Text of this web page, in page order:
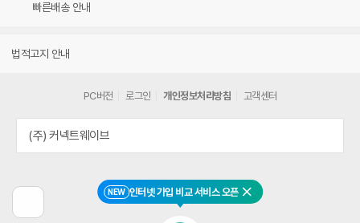
NEW 인터넷 가입 비교 서비스 오픈 닫기
빠른배송 안내
법적고지 안내
전
PC버전 로그인 개인정보처리방침 고객센터
(주) 커넥트웨이브